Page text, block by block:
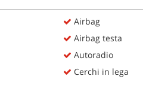
Airbag
Airbag testa
Autoradio
Cerchi in lega